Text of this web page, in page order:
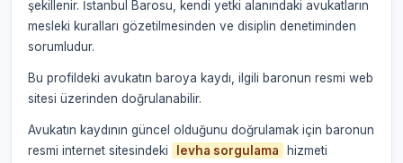
şekillenir. İstanbul Barosu, kendi yetki alanındaki avukatların
mesleki kuralları gözetilmesinden ve disiplin denetiminden
sorumludur.
Bu profildeki avukatın baroya kaydı, ilgili baronun resmi web
sitesi üzerinden doğrulanabilir.
Avukatın kaydının güncel olduğunu doğrulamak için baronun
resmi internet sitesindeki
levha sorgulama
hizmeti